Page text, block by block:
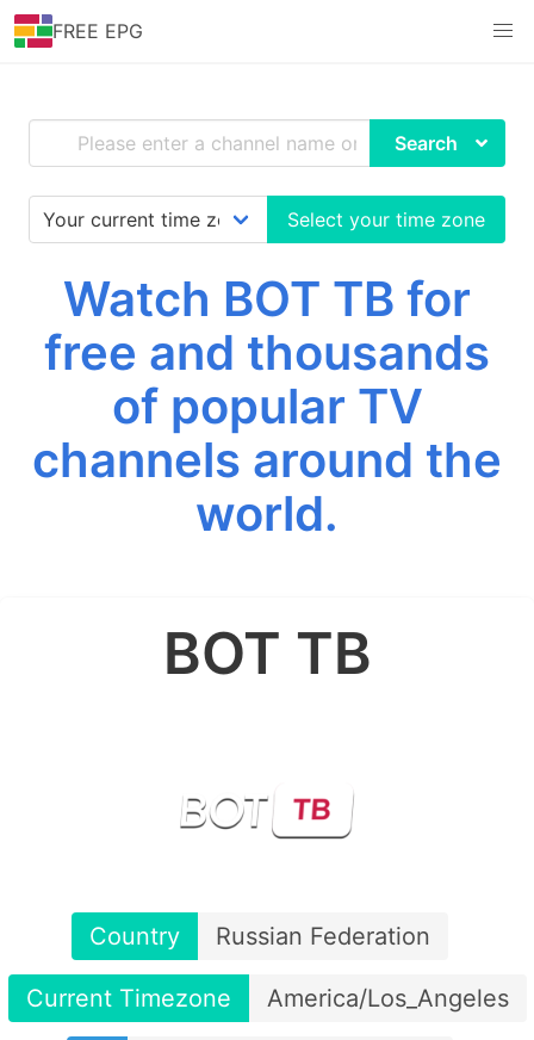
FREE EPG
Search
Select your time zone
Watch ВОТ ТВ for
free and thousands
of popular TV
channels around the
world.
ВОТ ТВ
Country Russian Federation
Current Timezone America/Los_Angeles